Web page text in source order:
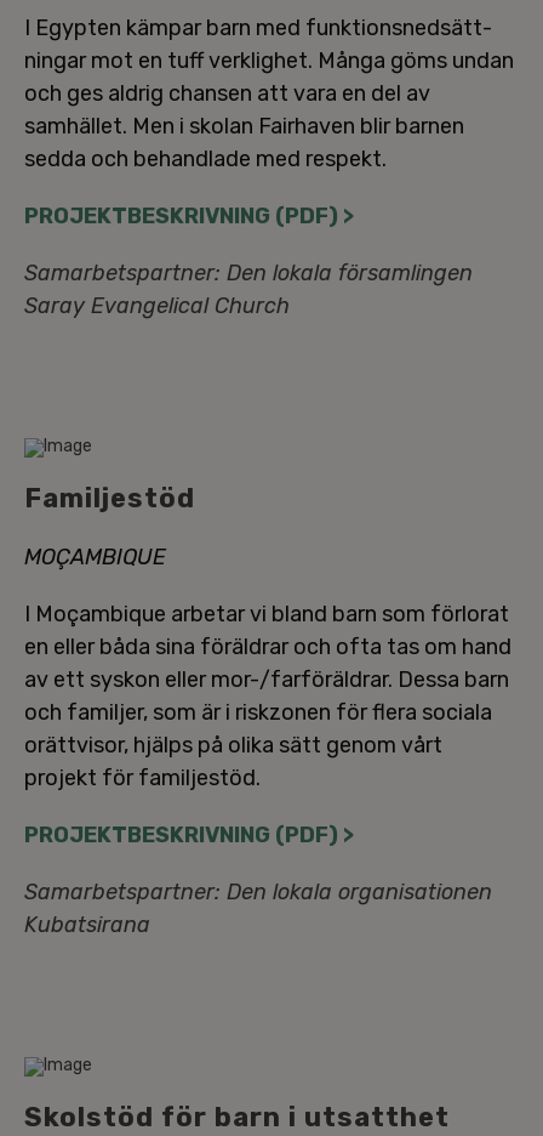
I Egypten kämpar barn med funk­tions­ned­sätt­
ning­ar mot en tuff verk­lig­het. Många göms undan
och ges aldrig chansen att vara en del av
samhället. Men i skolan Fairhaven blir barnen
sedda och be­hand­la­de med respekt.
PRO­JEKT­BE­SKRIV­NING (PDF) >
Sam­ar­bets­part­ner: Den lokala för­sam­ling­en
Saray Evan­ge­li­cal Church
Fa­mil­je­stöd
MOÇAMBIQUE
I Moçambique arbetar vi bland barn som förlorat
en eller båda sina föräldrar och ofta tas om hand
av ett syskon eller mor-/far­för­äld­rar. Dessa barn
och familjer, som är i riskzonen för flera sociala
orätt­vi­sor, hjälps på olika sätt genom vårt
projekt för fa­mil­je­stöd.
PRO­JEKT­BE­SKRIV­NING (PDF) >
Sam­ar­bets­part­ner: Den lokala or­ga­ni­sa­tio­nen
Ku­bat­si­ra­na
Skolstöd för barn i utsatthet